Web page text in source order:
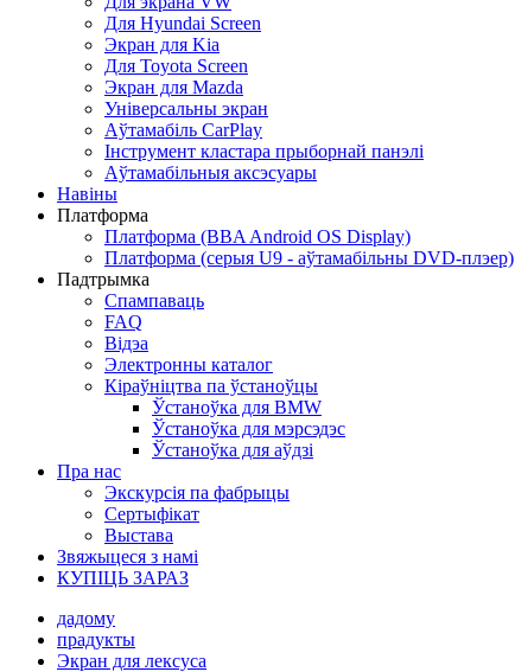
Для Hyundai Screen
Экран для Kia
Для Toyota Screen
Экран для Mazda
Універсальны экран
Аўтамабіль CarPlay
Інструмент кластара прыборнай панэлі
Аўтамабільныя аксэсуары
Навіны
Платформа
Платформа (BBA Android OS Display)
Платформа (серыя U9 - аўтамабільны DVD-плэер)
Падтрымка
Спампаваць
FAQ
Відэа
Электронны каталог
Кіраўніцтва па ўстаноўцы
Ўстаноўка для BMW
Ўстаноўка для мэрсэдэс
Ўстаноўка для аўдзі
Пра нас
Экскурсія па фабрыцы
Сертыфікат
Выстава
Звяжыцеся з намі
КУПІЦЬ ЗАРАЗ
дадому
прадукты
Экран для лексуса